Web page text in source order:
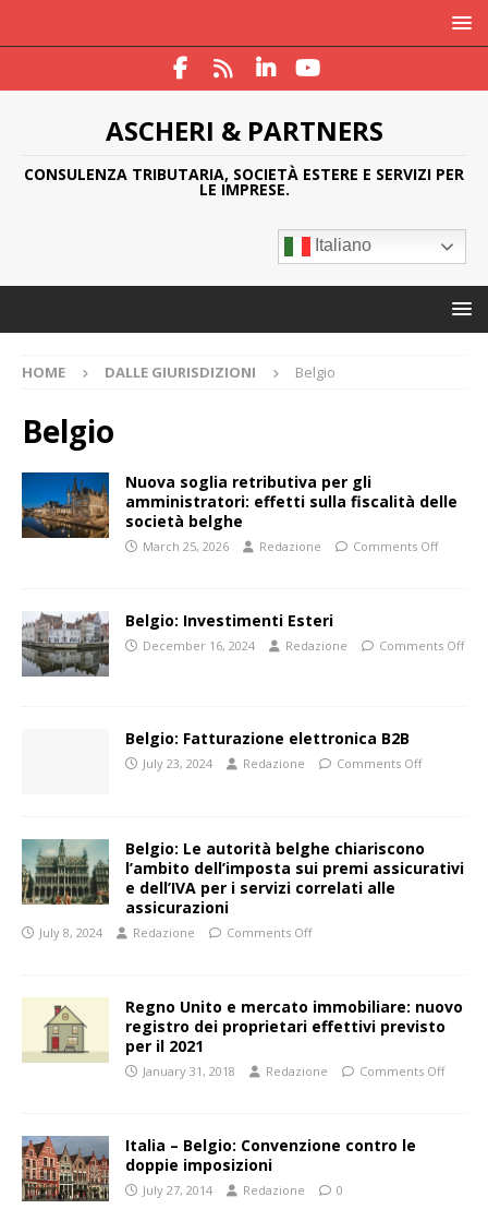
ASCHERI & PARTNERS
CONSULENZA TRIBUTARIA, SOCIETÀ ESTERE E SERVIZI PER
LE IMPRESE.
Italiano
HOME DALLE GIURISDIZIONI Belgio
Belgio
Nuova soglia retributiva per gli
amministratori: effetti sulla fiscalità delle
società belghe
March 25, 2026 Redazione Comments Off
Belgio: Investimenti Esteri
December 16, 2024 Redazione Comments Off
Belgio: Fatturazione elettronica B2B
July 23, 2024 Redazione Comments Off
Belgio: Le autorità belghe chiariscono
l’ambito dell’imposta sui premi assicurativi
e dell’IVA per i servizi correlati alle
assicurazioni
July 8, 2024 Redazione Comments Off
Regno Unito e mercato immobiliare: nuovo
registro dei proprietari effettivi previsto
per il 2021
January 31, 2018 Redazione Comments Off
Italia – Belgio: Convenzione contro le
doppie imposizioni
July 27, 2014 Redazione 0